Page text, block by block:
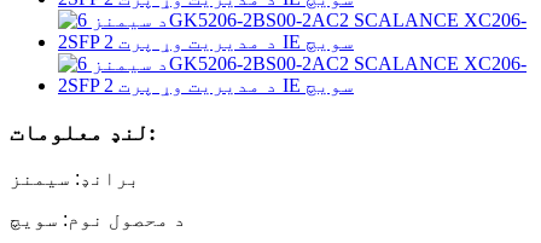
لنډ معلومات:
برانډ: سیمنز
د محصول نوم: سویچ